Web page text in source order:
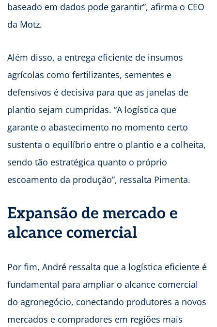
baseado em dados pode garantir”, afirma o CEO
da Motz.
Além disso, a entrega eficiente de insumos
agrícolas como fertilizantes, sementes e
defensivos é decisiva para que as janelas de
plantio sejam cumpridas. “A logística que
garante o abastecimento no momento certo
sustenta o equilíbrio entre o plantio e a colheita,
sendo tão estratégica quanto o próprio
escoamento da produção”, ressalta Pimenta.
Expansão de mercado e
alcance comercial
Por fim, André ressalta que a logística eficiente é
fundamental para ampliar o alcance comercial
do agronegócio, conectando produtores a novos
mercados e compradores em regiões mais